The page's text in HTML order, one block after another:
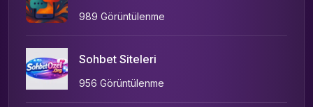
989 Görüntülenme
Sohbet Siteleri
956 Görüntülenme